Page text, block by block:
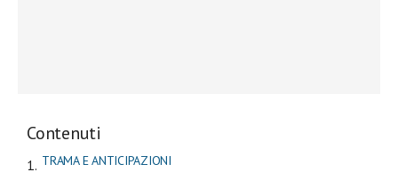
Contenuti
TRAMA E ANTICIPAZIONI